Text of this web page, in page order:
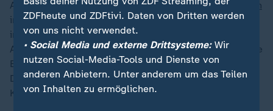
Auch das Erstarken von antifeministischen Strömungen
in der Gesellschaft wirke sich auf die Position der Frau
in der Politik aus: "Wir beobachten Auswirkungen auf
Anfeindungen, auf Gewaltandrohungen, auf sexistische
Beleidigungen, auf geschlechtsspezifische
Diskriminierungen und darauf, wie miteinander in
Kommunalparlamenten gesprochen wird."
ZDFheute und ZDFtivi. Daten von Dritten werden
von uns nicht verwendet.
• Social Media und externe Drittsysteme:Wir
nutzen Social-Media-Tools und Dienste von
anderen Anbietern. Unter anderem um das Teilen
von Inhalten zu ermöglichen.